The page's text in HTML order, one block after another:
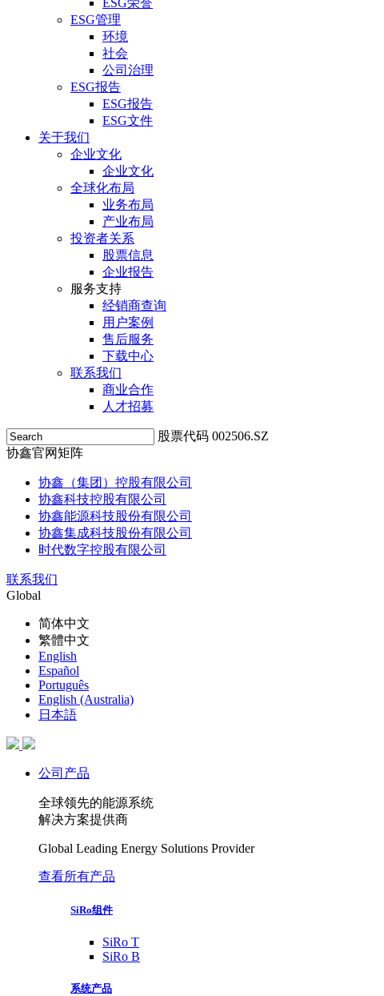
ESG管理
环境
社会
公司治理
ESG报告
ESG报告
ESG文件
关于我们
企业文化
企业文化
全球化布局
业务布局
产业布局
投资者关系
股票信息
企业报告
服务支持
经销商查询
用户案例
售后服务
下载中心
联系我们
商业合作
人才招募
股票代码 002506.SZ
协鑫官网矩阵
协鑫（集团）控股有限公司
协鑫科技控股有限公司
协鑫能源科技股份有限公司
协鑫集成科技股份有限公司
时代数字控股有限公司
联系我们
Global
简体中文
繁體中文
English
Español
Português
English (Australia)
日本語
公司产品
全球领先的能源系统
解决方案提供商
Global Leading Energy Solutions Provider
查看所有产品
SiRo组件
SiRo T
SiRo B
系统产品